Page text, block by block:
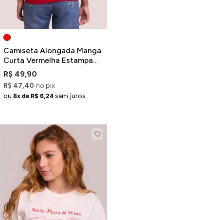
Camiseta Alongada Manga
Curta Vermelha Estampa
Stay In Love
R$ 49,90
R$ 47,40 no pix
ou 8x de R$ 6,24 sem juros